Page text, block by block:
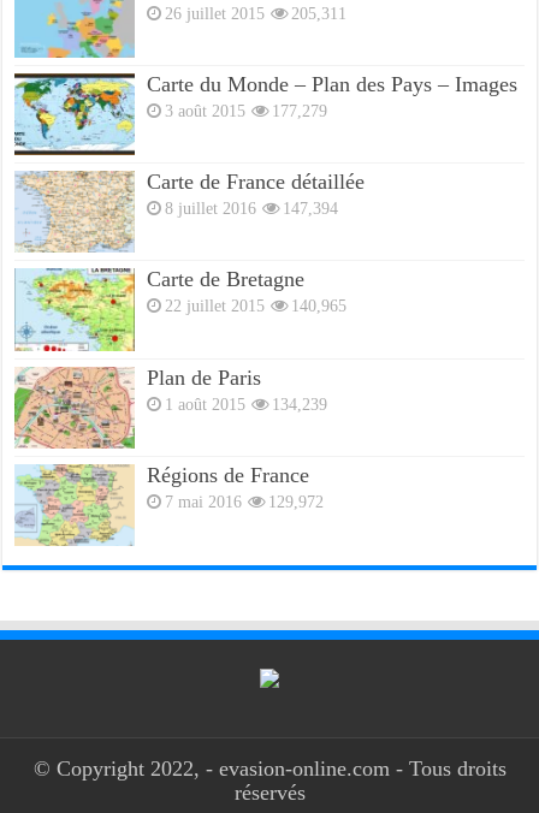
26 juillet 2015 205,311
Carte du Monde – Plan des Pays – Images
3 août 2015 177,279
Carte de France détaillée
8 juillet 2016 147,394
Carte de Bretagne
22 juillet 2015 140,965
Plan de Paris
1 août 2015 134,239
Régions de France
7 mai 2016 129,972
© Copyright 2022, - evasion-online.com - Tous droits
réservés